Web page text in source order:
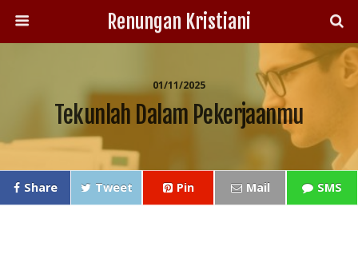
Renungan Kristiani
01/11/2025
Tekunlah Dalam Pekerjaanmu
Share Tweet Pin Mail SMS